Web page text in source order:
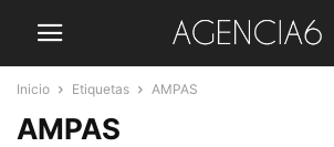
Inicio Etiquetas AMPAS
AMPAS